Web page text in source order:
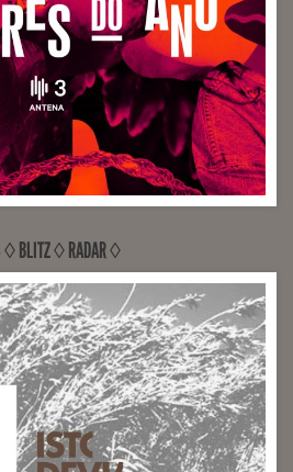
Martins (Engineer Sérgio
◊ BLITZ ◊ RADAR ◊